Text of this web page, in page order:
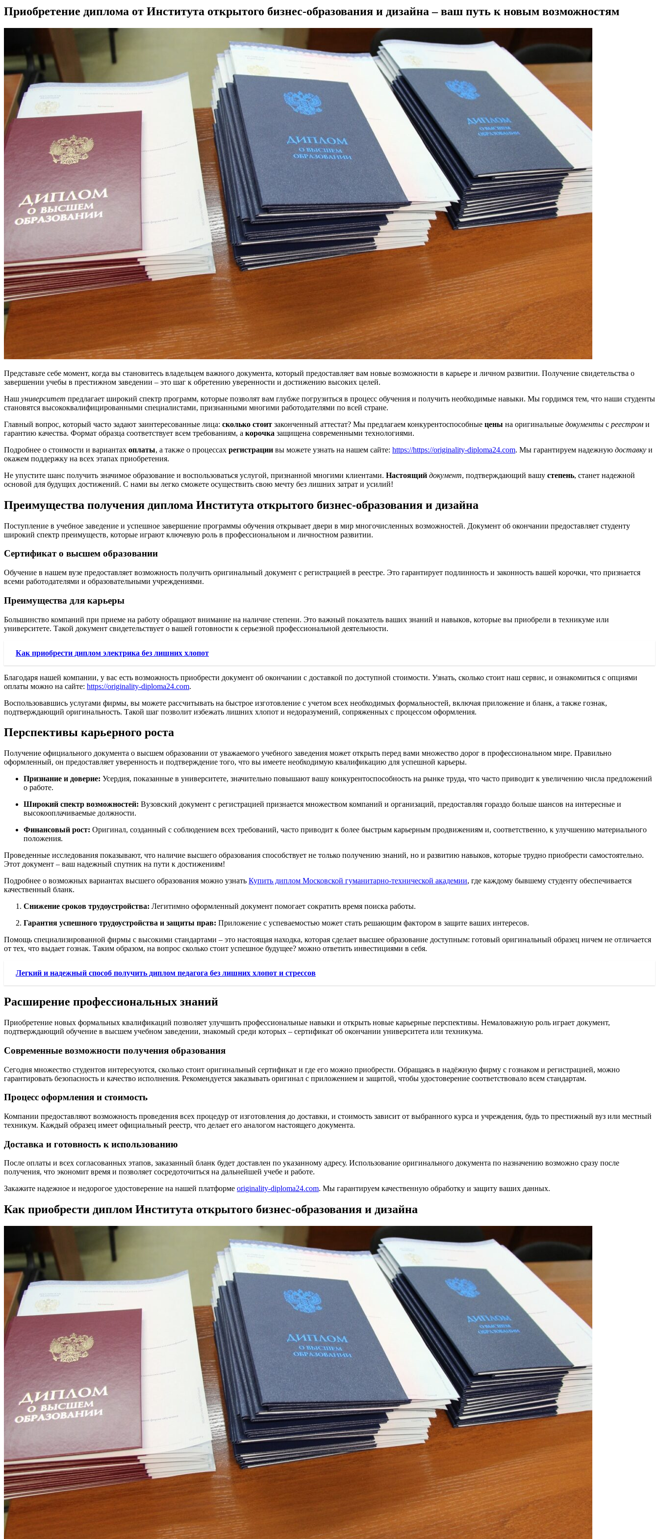
Приобретение диплома от Института открытого бизнес-образования и дизайна – ваш путь к новым возможностям
Представьте себе момент, когда вы становитесь владельцем важного документа, который предоставляет вам новые возможности в карьере и личном развитии. Получение свидетельства о
завершении учебы в престижном заведении – это шаг к обретению уверенности и достижению высоких целей.
Наш университет предлагает широкий спектр программ, которые позволят вам глубже погрузиться в процесс обучения и получить необходимые навыки. Мы гордимся тем, что наши студенты
становятся высококвалифицированными специалистами, признанными многими работодателями по всей стране.
Главный вопрос, который часто задают заинтересованные лица: сколько стоит законченный аттестат? Мы предлагаем конкурентоспособные цены на оригинальные документы с реестром и
гарантию качества. Формат образца соответствует всем требованиям, а корочка защищена современными технологиями.
Подробнее о стоимости и вариантах оплаты, а также о процессах регистрации вы можете узнать на нашем сайте: https://https://originality-diploma24.com. Мы гарантируем надежную доставку и
окажем поддержку на всех этапах приобретения.
Не упустите шанс получить значимое образование и воспользоваться услугой, признанной многими клиентами. Настоящий документ, подтверждающий вашу степень, станет надежной
основой для будущих достижений. С нами вы легко сможете осуществить свою мечту без лишних затрат и усилий!
Преимущества получения диплома Института открытого бизнес-образования и дизайна
Поступление в учебное заведение и успешное завершение программы обучения открывает двери в мир многочисленных возможностей. Документ об окончании предоставляет студенту
широкий спектр преимуществ, которые играют ключевую роль в профессиональном и личностном развитии.
Сертификат о высшем образовании
Обучение в нашем вузе предоставляет возможность получить оригинальный документ с регистрацией в реестре. Это гарантирует подлинность и законность вашей корочки, что признается
всеми работодателями и образовательными учреждениями.
Преимущества для карьеры
Большинство компаний при приеме на работу обращают внимание на наличие степени. Это важный показатель ваших знаний и навыков, которые вы приобрели в техникуме или
университете. Такой документ свидетельствует о вашей готовности к серьезной профессиональной деятельности.
Как приобрести диплом электрика без лишних хлопот
Благодаря нашей компании, у вас есть возможность приобрести документ об окончании с доставкой по доступной стоимости. Узнать, сколько стоит наш сервис, и ознакомиться с опциями
оплаты можно на сайте: https://originality-diploma24.com.
Воспользовавшись услугами фирмы, вы можете рассчитывать на быстрое изготовление с учетом всех необходимых формальностей, включая приложение и бланк, а также гознак,
подтверждающий оригинальность. Такой шаг позволит избежать лишних хлопот и недоразумений, сопряженных с процессом оформления.
Перспективы карьерного роста
Получение официального документа о высшем образовании от уважаемого учебного заведения может открыть перед вами множество дорог в профессиональном мире. Правильно
оформленный, он предоставляет уверенность и подтверждение того, что вы имеете необходимую квалификацию для успешной карьеры.
Признание и доверие: Усердия, показанные в университете, значительно повышают вашу конкурентоспособность на рынке труда, что часто приводит к увеличению числа предложений
о работе.
Широкий спектр возможностей: Вузовский документ с регистрацией признается множеством компаний и организаций, предоставляя гораздо больше шансов на интересные и
высокооплачиваемые должности.
Финансовый рост: Оригинал, созданный с соблюдением всех требований, часто приводит к более быстрым карьерным продвижениям и, соответственно, к улучшению материального
положения.
Проведенные исследования показывают, что наличие высшего образования способствует не только получению знаний, но и развитию навыков, которые трудно приобрести самостоятельно.
Этот документ – ваш надежный спутник на пути к достижениям!
Подробнее о возможных вариантах высшего образования можно узнать Купить диплом Московской гуманитарно-технической академии, где каждому бывшему студенту обеспечивается
качественный бланк.
Снижение сроков трудоустройства: Легитимно оформленный документ помогает сократить время поиска работы.
Гарантия успешного трудоустройства и защиты прав: Приложение с успеваемостью может стать решающим фактором в защите ваших интересов.
Помощь специализированной фирмы с высокими стандартами – это настоящая находка, которая сделает высшее образование доступным: готовый оригинальный образец ничем не отличается
от тех, что выдает гознак. Таким образом, на вопрос сколько стоит успешное будущее? можно ответить инвестициями в себя.
Легкий и надежный способ получить диплом педагога без лишних хлопот и стрессов
Расширение профессиональных знаний
Приобретение новых формальных квалификаций позволяет улучшить профессиональные навыки и открыть новые карьерные перспективы. Немаловажную роль играет документ,
подтверждающий обучение в высшем учебном заведении, знакомый среди которых – сертификат об окончании университета или техникума.
Современные возможности получения образования
Сегодня множество студентов интересуются, сколько стоит оригинальный сертификат и где его можно приобрести. Обращаясь в надёжную фирму с гознаком и регистрацией, можно
гарантировать безопасность и качество исполнения. Рекомендуется заказывать оригинал с приложением и защитой, чтобы удостоверение соответствовало всем стандартам.
Процесс оформления и стоимость
Компании предоставляют возможность проведения всех процедур от изготовления до доставки, и стоимость зависит от выбранного курса и учреждения, будь то престижный вуз или местный
техникум. Каждый образец имеет официальный реестр, что делает его аналогом настоящего документа.
Доставка и готовность к использованию
После оплаты и всех согласованных этапов, заказанный бланк будет доставлен по указанному адресу. Использование оригинального документа по назначению возможно сразу после
получения, что экономит время и позволяет сосредоточиться на дальнейшей учебе и работе.
Закажите надежное и недорогое удостоверение на нашей платформе originality-diploma24.com. Мы гарантируем качественную обработку и защиту ваших данных.
Как приобрести диплом Института открытого бизнес-образования и дизайна